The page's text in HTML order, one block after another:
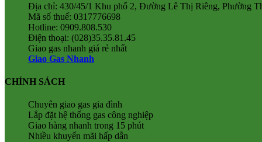
Địa chỉ: 430/45/1 Khu phố 2, Đường Lê Thị Riêng, Phường
Mã số thuế: 0317776698
Hotline: 0909.808.530
Điện thoại: (028)35.35.81.45
Giao gas nhanh giá rẻ nhất
Giao Gas Nhanh
CHÍNH SÁCH
Chuyên giao gas gia đình
Lắp đặt hệ thống gas công nghiệp
Giao hàng nhanh trong 15 phút
Nhiều khuyến mãi hấp dẫn